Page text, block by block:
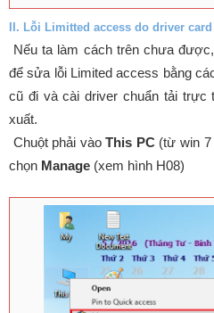
II. Lỗi Limitted access do driver
Nếu ta làm cách trên chưa
để sửa lỗi Limited access bằng
cũ đi và cài driver chuẩn tải trực
xuất.
Chuột phải vàoThis PC(từ win 7
chọn Manage (xem hình H08)